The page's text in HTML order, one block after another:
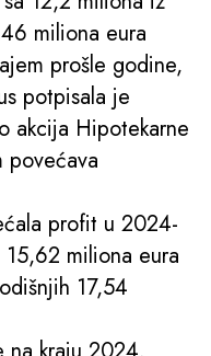
miliona eura
prošle godine,
potpisala je
akcija Hipotekarne
povećava
profit u 2024-
miliona eura
17,54